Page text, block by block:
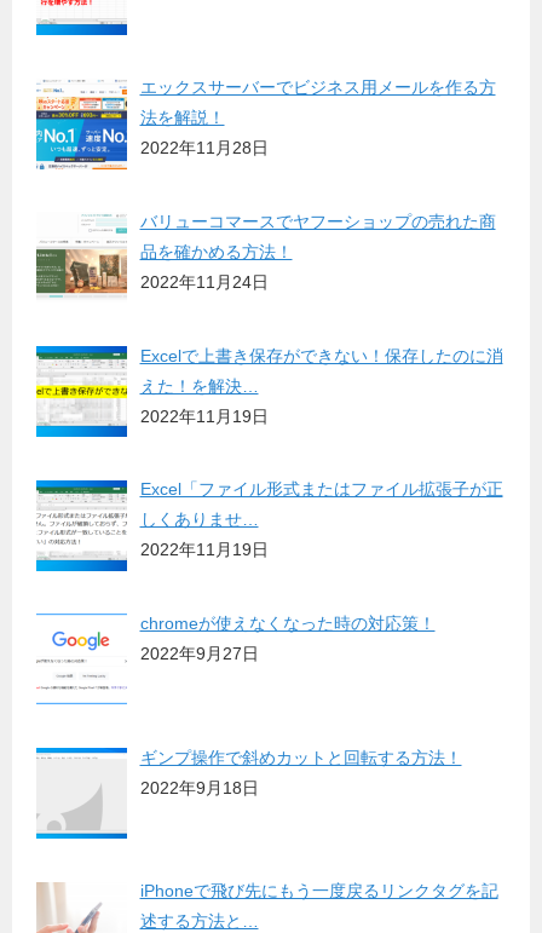
エックスサーバーでビジネス用メールを作る方
法を解説！
2022年11月28日
バリューコマースでヤフーショップの売れた商
品を確かめる方法！
2022年11月24日
Excelで上書き保存ができない！保存したのに消
えた！を解決…
2022年11月19日
Excel「ファイル形式またはファイル拡張子が正
しくありませ…
2022年11月19日
chromeが使えなくなった時の対応策！
2022年9月27日
ギンプ操作で斜めカットと回転する方法！
2022年9月18日
iPhoneで飛び先にもう一度戻るリンクタグを記
述する方法と…